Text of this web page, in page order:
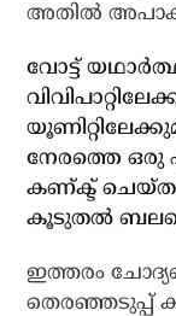
അതില്‍
വോട്ട്
നേരത്തെ ഒരു
കണ്ക്ട്
കൂടുതല്‍
ഇത്തരം
തെരഞ്ഞടുപ്പ്